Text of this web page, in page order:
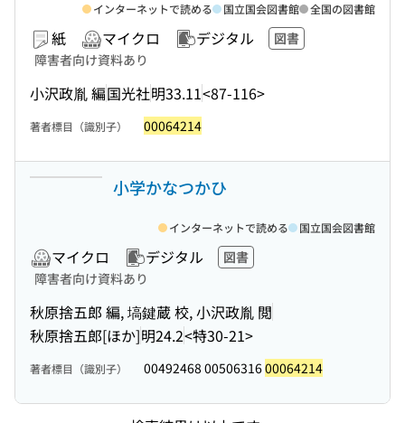
紙 マイクロ デジタル
図書
障害者向け資料あり
小沢政胤 編国光社明33.11<87-116>
インターネットで読める 国立国会図書館 全国の図書館
著者標目（識別子） 00064214
小学かなつかひ
マイクロ デジタル
図書
障害者向け資料あり
秋原捨五郎 編, 塙鍵蔵 校, 小沢政胤 閲
秋原捨五郎[ほか]明24.2<特30-21>
インターネットで読める 国立国会図書館
著者標目（識別子） 00492468 0050631600064214